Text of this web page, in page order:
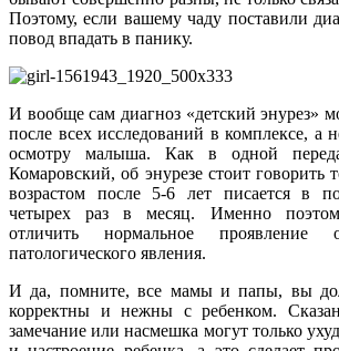
Поэтому, если вашему чаду поставили
повод впадать в панику.
И вообще сам диагноз «детский энурез»
после всех исследований в комплексе, а
осмотру малыша. Как в одной
Комаровский, об энурезе стоит говорить
возрастом после 5-6 лет писается в
четырех раз в месяц. Именно
отличить нормальное проявление
патологического явления.
И да, помните, все мамы и папы, вы
корректны и нежны с ребенком.
замечание или насмешка могут только